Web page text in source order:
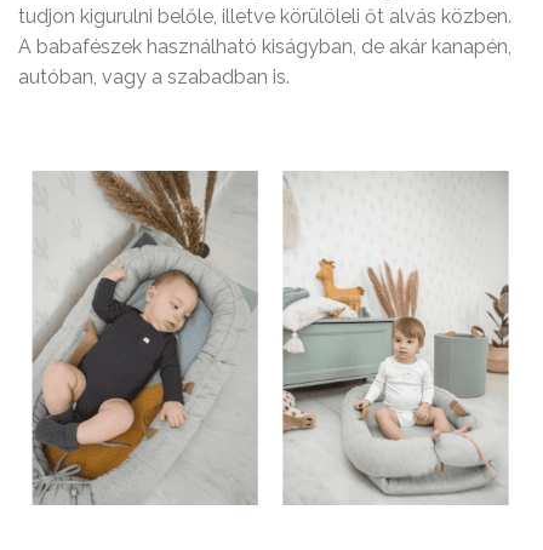
tudjon kigurulni belőle, illetve körülöleli őt alvás közben.
A babafészek használható kiságyban, de akár kanapén,
autóban, vagy a szabadban is.